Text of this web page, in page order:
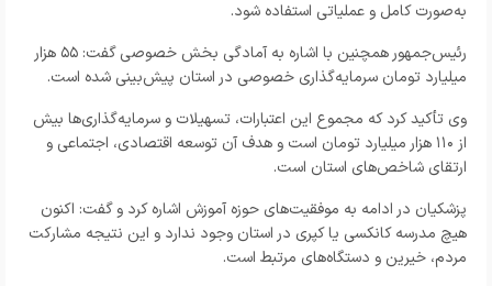
به‌صورت کامل و عملیاتی استفاده شود.
رئیس‌جمهور همچنین با اشاره به آمادگی بخش خصوصی گفت: ۵۵ هزار
میلیارد تومان سرمایه‌گذاری خصوصی در استان پیش‌بینی شده است.
وی تأکید کرد که مجموع این اعتبارات، تسهیلات و سرمایه‌گذاری‌ها بیش
از ۱۱۰ هزار میلیارد تومان است و هدف آن توسعه اقتصادی، اجتماعی و
ارتقای شاخص‌های استان است.
پزشکیان در ادامه به موفقیت‌های حوزه آموزش اشاره کرد و گفت: اکنون
هیچ مدرسه کانکسی یا کپری در استان وجود ندارد و این نتیجه مشارکت
مردم، خیرین و دستگاه‌های مرتبط است.